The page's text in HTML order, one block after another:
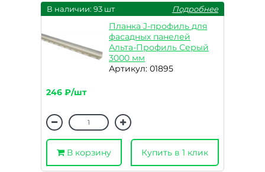
В наличии: 93 шт Подробнее
Планка J-профиль для
фасадных панелей
Альта-Профиль Серый
3000 мм
Артикул: 01895
246 ₽/шт
В корзину Купить в 1 клик